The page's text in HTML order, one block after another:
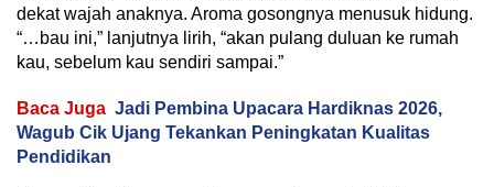
dekat wajah anaknya. Aroma gosongnya menusuk hidung.
“…bau ini,” lanjutnya lirih, “akan pulang duluan ke rumah
kau, sebelum kau sendiri sampai.”
Baca Juga Jadi Pembina Upacara Hardiknas 2026,
Wagub Cik Ujang Tekankan Peningkatan Kualitas
Pendidikan